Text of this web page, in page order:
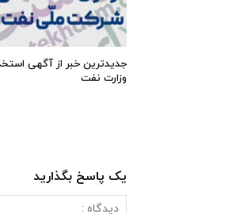
وزارت نفت
یک پاسخ بگذارید